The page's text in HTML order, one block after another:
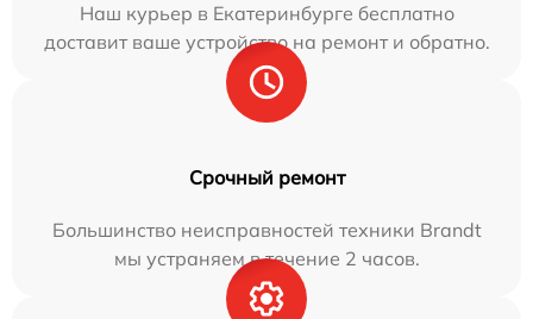
Наш курьер в Екатеринбурге бесплатно
доставит ваше устройство на ремонт и обратно.
Срочный ремонт
Большинство неисправностей техники Brandt
мы устраняем в течение 2 часов.